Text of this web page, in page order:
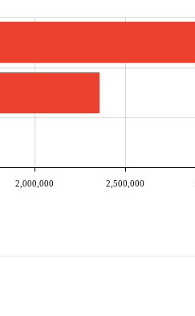
2,000,000 2,500,000